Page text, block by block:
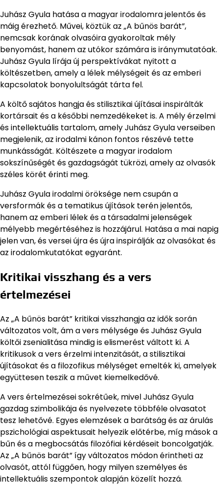
Juhász Gyula hatása a magyar irodalomra jelentős és
máig érezhető. Művei, köztük az „A bűnös barát”,
nemcsak korának olvasóira gyakoroltak mély
benyomást, hanem az utókor számára is iránymutatóak.
Juhász Gyula lírája új perspektívákat nyitott a
költészetben, amely a lélek mélységeit és az emberi
kapcsolatok bonyolultságát tárta fel.
A költő sajátos hangja és stilisztikai újításai inspirálták
kortársait és a későbbi nemzedékeket is. A mély érzelmi
és intellektuális tartalom, amely Juhász Gyula verseiben
megjelenik, az irodalmi kánon fontos részévé tette
munkásságát. Költészete a magyar irodalom
sokszínűségét és gazdagságát tükrözi, amely az olvasók
széles körét érinti meg.
Juhász Gyula irodalmi öröksége nem csupán a
versformák és a tematikus újítások terén jelentős,
hanem az emberi lélek és a társadalmi jelenségek
mélyebb megértéséhez is hozzájárul. Hatása a mai napig
jelen van, és versei újra és újra inspirálják az olvasókat és
az irodalomkutatókat egyaránt.
Kritikai visszhang és a vers
értelmezései
Az „A bűnös barát” kritikai visszhangja az idők során
változatos volt, ám a vers mélysége és Juhász Gyula
költői zsenialitása mindig is elismerést váltott ki. A
kritikusok a vers érzelmi intenzitását, a stilisztikai
újításokat és a filozofikus mélységet emelték ki, amelyek
együttesen teszik a művet kiemelkedővé.
A vers értelmezései sokrétűek, mivel Juhász Gyula
gazdag szimbolikája és nyelvezete többféle olvasatot
tesz lehetővé. Egyes elemzések a barátság és az árulás
pszichológiai aspektusait helyezik előtérbe, míg mások a
bűn és a megbocsátás filozófiai kérdéseit boncolgatják.
Az „A bűnös barát” így változatos módon érintheti az
olvasót, attól függően, hogy milyen személyes és
intellektuális szempontok alapján közelít hozzá.